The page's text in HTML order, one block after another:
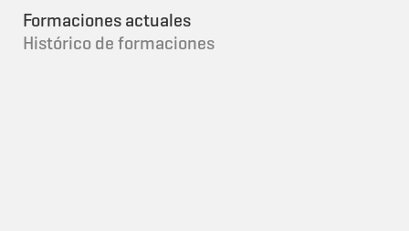
Formaciones actuales
Histórico de formaciones